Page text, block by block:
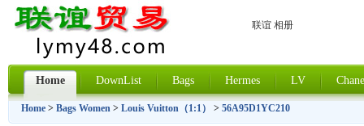
联谊 相册
Home DownList Bags Hermes LV
Home > Bags Women > Louis Vuitton（1:1） > 56A95D1YC210